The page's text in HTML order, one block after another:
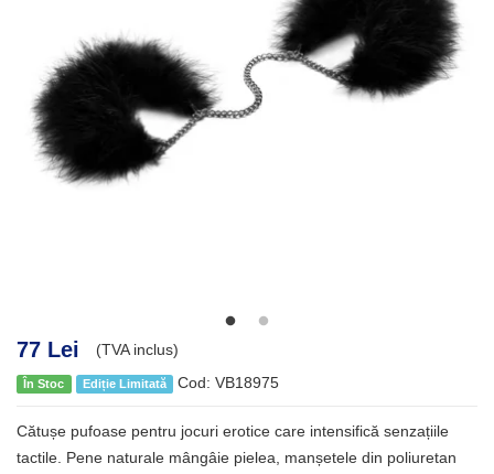
77 Lei (TVA inclus)
În Stoc Ediție Limitată Cod: VB18975
Cătușe pufoase pentru jocuri erotice care intensifică senzațiile
tactile. Pene naturale mângâie pielea, manșetele din poliuretan